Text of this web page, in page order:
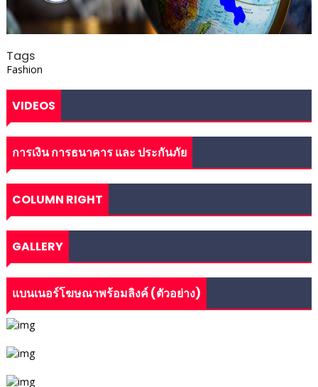
Tags
Fashion
VIDEOS
การเงิน การธนาคาร และ ประกันภัย
COLUMN RIGHT
GALLERY
แบนเนอร์โฆษณาพร้อมลิงค์ (ตัวอย่าง)